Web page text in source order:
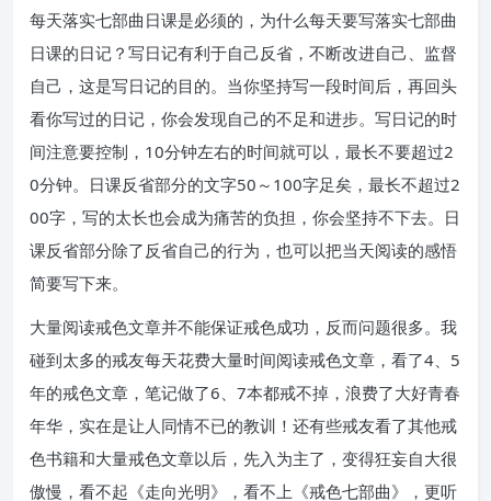
每天落实七部曲日课是必须的，为什么每天要写落实七部曲
日课的日记？写日记有利于自己反省，不断改进自己、监督
自己，这是写日记的目的。当你坚持写一段时间后，再回头
看你写过的日记，你会发现自己的不足和进步。写日记的时
间注意要控制，10分钟左右的时间就可以，最长不要超过2
0分钟。日课反省部分的文字50～100字足矣，最长不超过2
00字，写的太长也会成为痛苦的负担，你会坚持不下去。日
课反省部分除了反省自己的行为，也可以把当天阅读的感悟
简要写下来。
大量阅读戒色文章并不能保证戒色成功，反而问题很多。我
碰到太多的戒友每天花费大量时间阅读戒色文章，看了4、5
年的戒色文章，笔记做了6、7本都戒不掉，浪费了大好青春
年华，实在是让人同情不已的教训！还有些戒友看了其他戒
色书籍和大量戒色文章以后，先入为主了，变得狂妄自大很
傲慢，看不起《走向光明》，看不上《戒色七部曲》，更听